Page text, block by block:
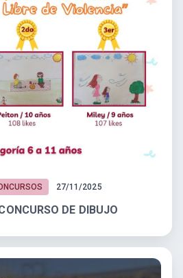
27/11/2025
DE DIBUJO